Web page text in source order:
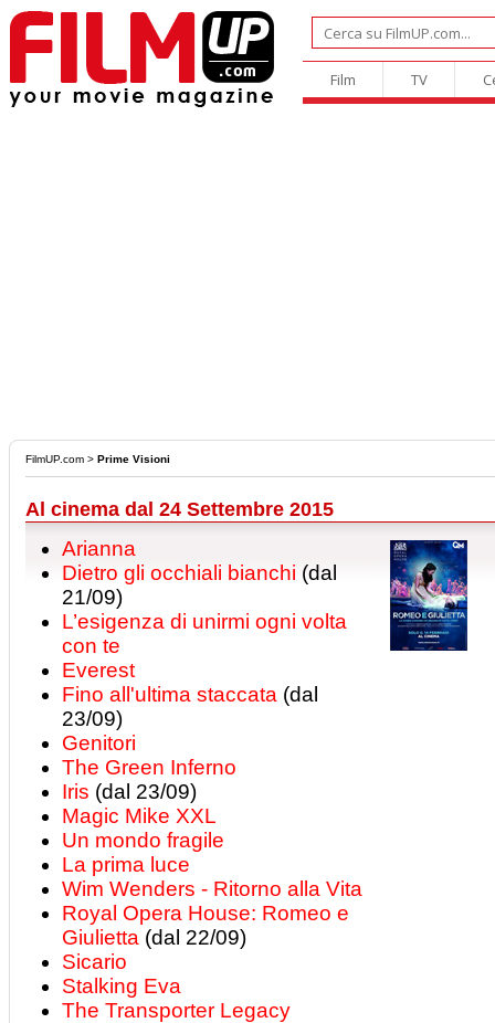
Film TV
FilmUP.com > Prime Visioni
Al cinema dal 24 Settembre 2015
Arianna
Dietro gli occhiali bianchi (dal
21/09)
L’esigenza di unirmi ogni volta
con te
Everest
Fino all'ultima staccata (dal
23/09)
Genitori
The Green Inferno
Iris (dal 23/09)
Magic Mike XXL
Un mondo fragile
La prima luce
Wim Wenders - Ritorno alla Vita
Royal Opera House: Romeo e
Giulietta (dal 22/09)
Sicario
Stalking Eva
The Transporter Legacy